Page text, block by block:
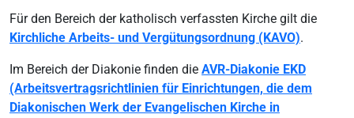
Für den Bereich der katholisch verfassten Kirche gilt die
Kirchliche Arbeits- und Vergütungsordnung (KAVO).
Im Bereich der Diakonie finden die AVR-Diakonie EKD
(Arbeitsvertragsrichtlinien für Einrichtungen, die dem
Diakonischen Werk der Evangelischen Kirche in